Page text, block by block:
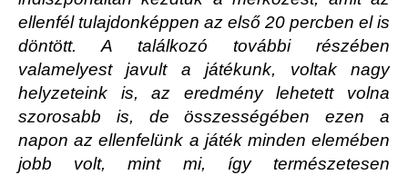
ellenfél tulajdonképpen az első 20 percben el is
döntött. A találkozó további részében
valamelyest javult a játékunk, voltak nagy
helyzeteink is, az eredmény lehetett volna
szorosabb is, de összességében ezen a
napon az ellenfelünk a játék minden elemében
jobb volt, mint mi, így természetesen